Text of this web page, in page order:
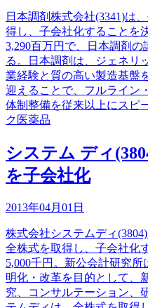
日本調剤株式会社(3341)は
得し、子会社化することを
3,290百万円で、日本調剤の
る。日本調剤は、ジェネリ
業経験と質の高い製造基盤
迎えることで、フルライン
体制整備を従来以上にスピ
ク医薬品
システム ディ
を子会社化
2013年04月01日
株式会社システムディ
全株式を取得し、子会社化
5,000千円。新公会計研究
明化・改革を目的として、
究、コンサルテーション、